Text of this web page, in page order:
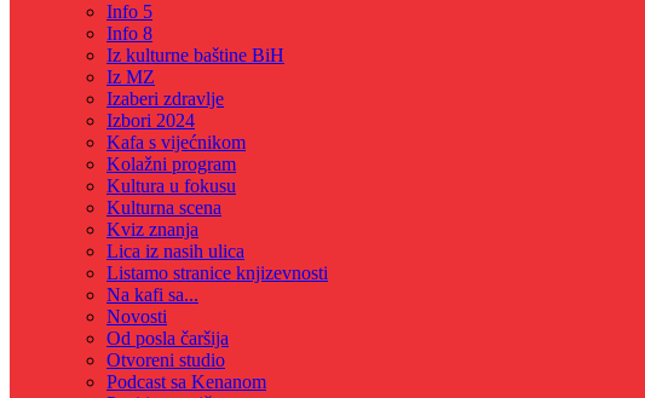
Info 5
Info 8
Iz kulturne baštine BiH
Iz MZ
Izaberi zdravlje
Izbori 2024
Kafa s vijećnikom
Kolažni program
Kultura u fokusu
Kulturna scena
Kviz znanja
Lica iz nasih ulica
Listamo stranice knjizevnosti
Na kafi sa...
Novosti
Od posla čaršija
Otvoreni studio
Podcast sa Kenanom